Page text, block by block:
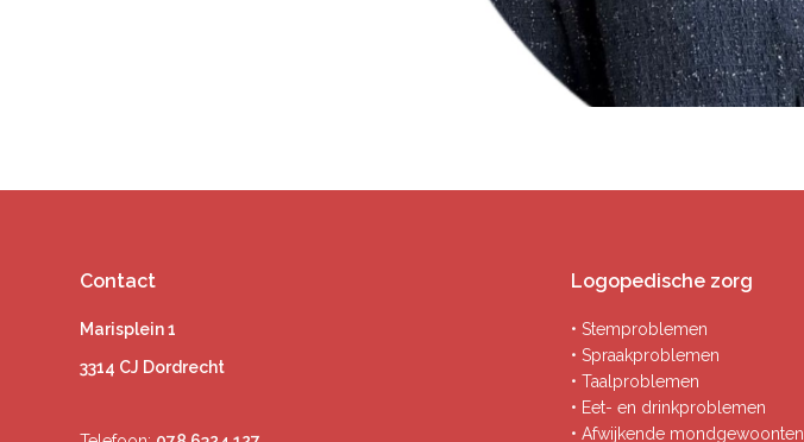
Contact
Marisplein 1
3314 CJ Dordrecht
Logopedische zorg
• Stemproblemen
• Spraakproblemen
• Taalproblemen
• Eet- en drinkproblemen
• Afwijkende mondgewoonten